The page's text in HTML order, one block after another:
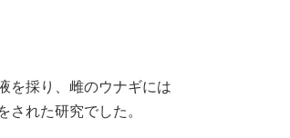
を採り、雌のウナギには
れた研究でした。